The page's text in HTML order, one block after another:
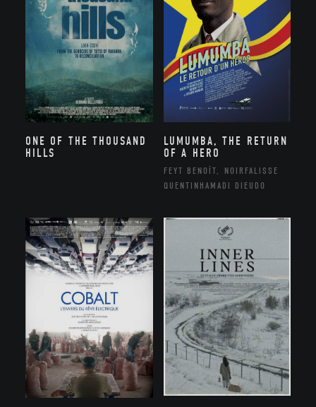
ONE OF THE THOUSAND
HILLS
LUMUMBA, THE RETURN
OF A HERO
FEYT BENOÎT, NOIRFALISSE
QUENTINHAMADI DIEUDO